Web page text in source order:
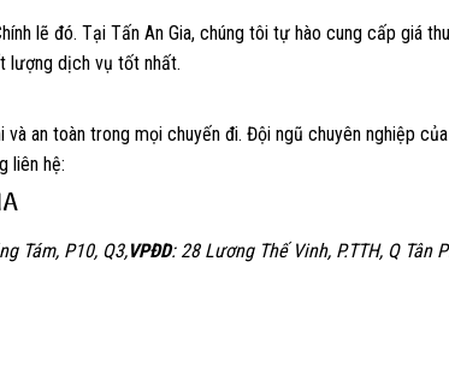
lẽ đó. Tại Tấn An Gia, chúng tôi tự hào cung cấp giá
lượng dịch vụ tốt nhất.
an toàn trong mọi chuyến đi. Đội ngũ chuyên nghiệp
liên hệ:
Tám, P10, Q3,VPĐD: 28 Lương Thế Vinh, P.TTH, Q Tân